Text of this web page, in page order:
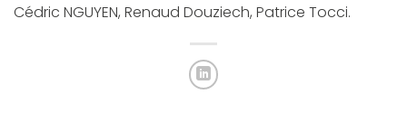
Cédric NGUYEN, Renaud Douziech, Patrice Tocci.